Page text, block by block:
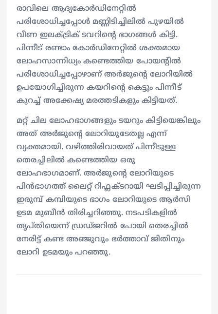
രാവിലെ ആദ്യകോർഡിനേറ്റിൽ
പരിശോധിച്ചപ്പോൾ മണ്ണിടിച്ചിലിൽ പുഴയിൽ
വീണ ഇലക്ട്രിക് ടവറിന്‍റെ ഭാഗങ്ങൾ കിട്ടി.
പിന്നീട് രണ്ടാം കോർഡിനേറ്റിൽ ശക്തമായ
ലോഹസാന്നിധ്യം കണ്ടെത്തിയ പോയന്‍റിൽ
പരിശോധിച്ചപ്പോഴാണ് അർജുന്‍റെ ലോറിയിൽ
ഉപയോഗിച്ചിരുന്ന കയറിന്‍റെ കെട്ടും പിന്നീട്
കുറച്ച് അക്കേഷ്യ മരത്തടികളും കിട്ടിയത്.
മറ്റ് ചില ലോഹഭാഗങ്ങളും ടയറും കിട്ടിയെങ്കിലും
അത് അ‍ർജുന്‍റെ ലോറിയുടേതല്ല എന്ന്
വ്യക്തമായി. വഴിത്തിരിവായത് പിന്നീടുള്ള
തെരച്ചിലിൽ കണ്ടെത്തിയ ഒരു
ലോഹഭാഗമാണ്. അർജുന്‍റെ ലോറിയുടെ
പിൻഭാഗത്ത് ലൈറ്റ് റിഫ്ലക്ടറായി ഘടിപ്പിച്ചിരുന്ന
ഇരുമ്പ് കമ്പിയുടെ ഭാഗം ലോറിയുടെ ആർസി
ഉടമ മുബീൻ തിരിച്ചറിഞ്ഞു. നടപടികളിൽ
തൃപ്തിയെന്ന് ഡ്രഡ്‍ജറിൽ പോയി തെരച്ചിൽ
നേരിട്ട് കണ്ട അഞ്ജുവും ഭർത്താവ് ജിതിനും
ലോറി ഉടമയും പറഞ്ഞു.